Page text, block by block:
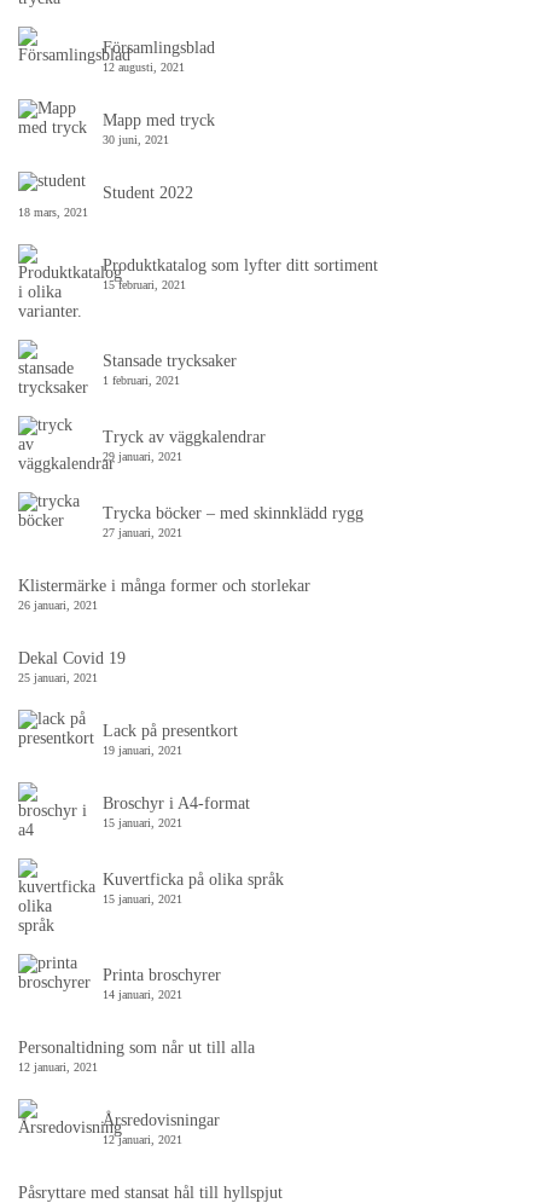
Församlingsblad
12 augusti, 2021
Mapp med tryck
30 juni, 2021
Student 2022
18 mars, 2021
Produktkatalog som lyfter ditt sortiment
15 februari, 2021
Stansade trycksaker
1 februari, 2021
Tryck av väggkalendrar
29 januari, 2021
Trycka böcker – med skinnklädd rygg
27 januari, 2021
Klistermärke i många former och storlekar
26 januari, 2021
Dekal Covid 19
25 januari, 2021
Lack på presentkort
19 januari, 2021
Broschyr i A4-format
15 januari, 2021
Kuvertficka på olika språk
15 januari, 2021
Printa broschyrer
14 januari, 2021
Personaltidning som når ut till alla
12 januari, 2021
Årsredovisningar
12 januari, 2021
Påsryttare med stansat hål till hyllspjut